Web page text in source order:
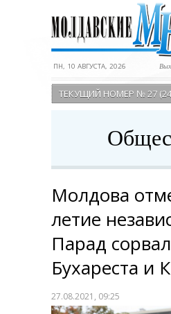
ПН, 10 АВГУСТА, 2026
ТЕКУЩИЙ НОМЕР № 27
Молдова
летие
Парад
Бухареста и
27.08.2021, 09:25